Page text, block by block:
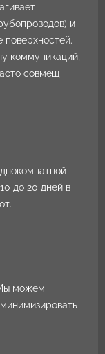
и
поверхностей.
коммуникаций,
совмещ
до 20 дней в
можем